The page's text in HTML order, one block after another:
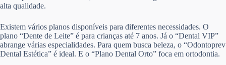
alta qualidade.
Existem vários planos disponíveis para diferentes necessidades. O
plano “Dente de Leite” é para crianças até 7 anos. Já o “Dental VIP”
abrange várias especialidades. Para quem busca beleza, o “Odontoprev
Dental Estética” é ideal. E o “Plano Dental Orto” foca em ortodontia.